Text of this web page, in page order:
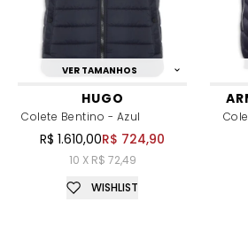
VER TAMANHOS
HUGO
Colete Bentino - Azul
R$ 1.610,00R$ 724,90
10 X R$ 72,49
WISHLIST